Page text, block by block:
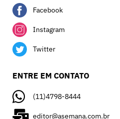
Facebook
Instagram
Twitter
ENTRE EM CONTATO
(11)4798-8444
editor@asemana.com.br